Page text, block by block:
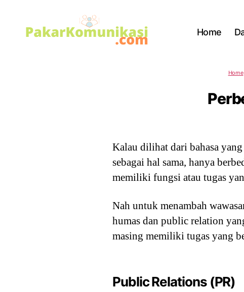
Home
Home
Kalau dilihat dari bahasa
sebagai hal sama, hanya
memiliki fungsi atau tugas
Nah untuk menambah
humas dan public relation
masing memiliki tugas yang
Public Relations (PR)